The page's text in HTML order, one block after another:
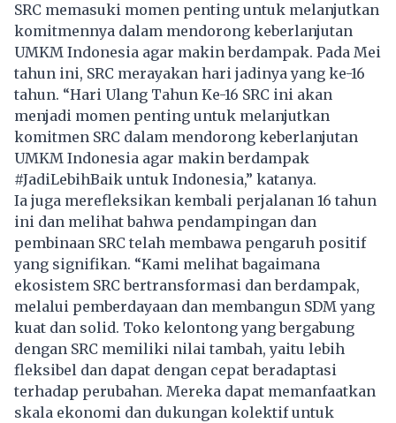
SRC memasuki momen penting untuk melanjutkan
komitmennya dalam mendorong keberlanjutan
UMKM Indonesia agar makin berdampak. Pada Mei
tahun ini, SRC merayakan hari jadinya yang ke-16
tahun. “Hari Ulang Tahun Ke-16 SRC ini akan
menjadi momen penting untuk melanjutkan
komitmen SRC dalam mendorong keberlanjutan
UMKM Indonesia agar makin berdampak
#JadiLebihBaik untuk Indonesia,” katanya.
Ia juga merefleksikan kembali perjalanan 16 tahun
ini dan melihat bahwa pendampingan dan
pembinaan SRC telah membawa pengaruh positif
yang signifikan. “Kami melihat bagaimana
ekosistem SRC bertransformasi dan berdampak,
melalui pemberdayaan dan membangun SDM yang
kuat dan solid. Toko kelontong yang bergabung
dengan SRC memiliki nilai tambah, yaitu lebih
fleksibel dan dapat dengan cepat beradaptasi
terhadap perubahan. Mereka dapat memanfaatkan
skala ekonomi dan dukungan kolektif untuk